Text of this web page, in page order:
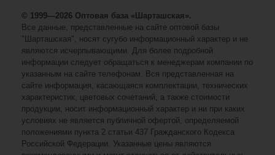
© 1999—2026 Оптовая база «Шарташская».
Все данные, представленные на сайте оптовой базы
"Шарташская", носят сугубо информационный характер и не
являются исчерпывающими. Для более подробной
информации следует обращаться к менеджерам компании по
указанным на сайте телефонам. Вся представленная на
сайте информация, касающаяся комплектации, технических
характеристик, цветовых сочетаний, а также стоимости
продукции, носит информационный характер и ни при каких
условиях не является публичной офертой, определяемой
положениями пункта 2 статьи 437 Гражданского Кодекса
Российской Федерации. Указанные цены являются